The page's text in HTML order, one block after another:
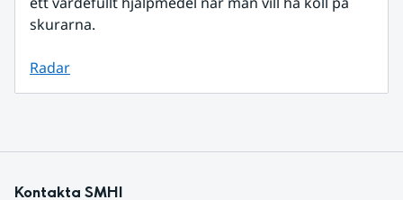
skurarna.
Radar
Kontakta SMHI